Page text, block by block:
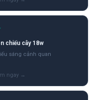
chiếu cây 18w
sáng cảnh quan